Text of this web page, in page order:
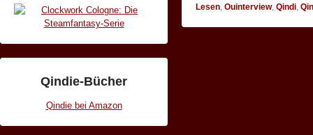
Lesen Ouinterview, Qindi
Qindie-Bücher
Qindie bei Amazon